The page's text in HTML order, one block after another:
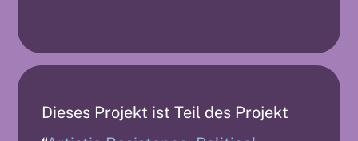
Dieses Projekt ist Teil des Projekt